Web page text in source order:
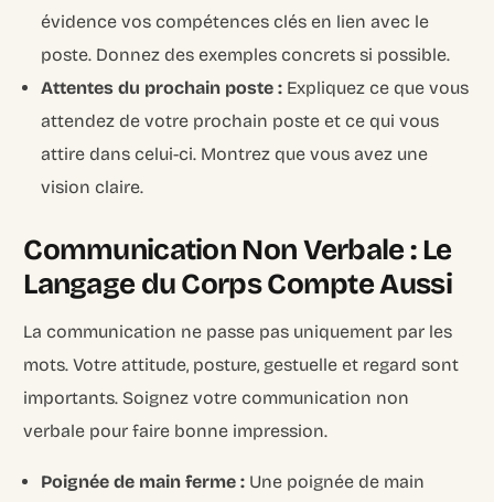
évidence vos compétences clés en lien avec le
poste. Donnez des exemples concrets si possible.
Attentes du prochain poste : Expliquez ce que vous
attendez de votre prochain poste et ce qui vous
attire dans celui-ci. Montrez que vous avez une
vision claire.
Communication Non Verbale : Le
Langage du Corps Compte Aussi
La communication ne passe pas uniquement par les
mots. Votre attitude, posture, gestuelle et regard sont
importants. Soignez votre communication non
verbale pour faire bonne impression.
Poignée de main ferme : Une poignée de main